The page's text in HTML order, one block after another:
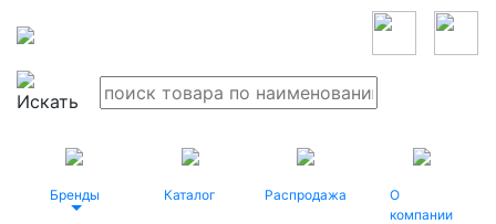
Бренды Каталог Распродажа
О
компании